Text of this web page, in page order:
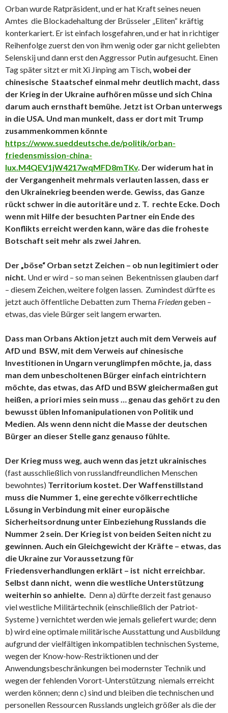
Orban wurde Ratpräsident, und er hat Kraft seines neuen
Amtes die Blockadehaltung der Brüsseler „Eliten“ kräftig
konterkariert. Er ist einfach losgefahren, und er hat in richtiger
Reihenfolge zuerst den von ihm wenig oder gar nicht geliebten
Selenskij und dann erst den Aggressor Putin aufgesucht. Einen
Tag später sitzt er mit Xi Jinping am Tisch, wobei der
chinesische Staatschef einmal mehr deutlich macht, dass
der Krieg in der Ukraine aufhören müsse und sich China
darum auch ernsthaft bemühe. Jetzt ist Orban unterwegs
in die USA. Und man munkelt, dass er dort mit Trump
zusammenkommen könnte
https://www.sueddeutsche.de/politik/orban-
friedensmission-china-
lux.M4QEV1jW4217wqMFD8mTKv. Der widerum hat in
der Vergangenheit mehrmals verlauten lassen, dass er
den Ukrainekrieg beenden werde. Gewiss, das Ganze
rückt schwer in die autoritäre und z. T. rechte Ecke. Doch
wenn mit Hilfe der besuchten Partner ein Ende des
Konflikts erreicht werden kann, wäre das die froheste
Botschaft seit mehr als zwei Jahren.
Der „böse“ Orban setzt Zeichen – ob nun legitimiert oder
nicht. Und er wird – so man seinen Bekentnissen glauben darf
– diesem Zeichen, weitere folgen lassen. Zumindest dürfte es
jetzt auch öffentliche Debatten zum Thema Friedengeben –
etwas, das viele Bürger seit langem erwarten.
Dass man Orbans Aktion jetzt auch mit dem Verweis auf
AfD und BSW, mit dem Verweis auf chinesische
Investitionen in Ungarn verunglimpfen möchte, ja, dass
man dem unbescholtenen Bürger einfach eintrichtern
möchte, das etwas, das AfD und BSW gleichermaßen gut
heißen, a priori mies sein muss … genau das gehört zu den
bewusst üblen Infomanipulationen von Politik und
Medien. Als wenn denn nicht die Masse der deutschen
Bürger an dieser Stelle ganz genauso fühlte.
Der Krieg muss weg, auch wenn das jetzt ukrainisches
(fast ausschließlich von russlandfreundlichen Menschen
bewohntes) Territorium kostet. Der Waffenstillstand
muss die Nummer 1, eine gerechte völkerrechtliche
Lösung in Verbindung mit einer europäische
Sicherheitsordnung unter Einbeziehung Russlands die
Nummer 2 sein. Der Krieg ist von beiden Seiten nicht zu
gewinnen. Auch ein Gleichgewicht der Kräfte – etwas, das
die Ukraine zur Voraussetzung für
Friedensverhandlungen erklärt – ist nicht erreichbar.
Selbst dann nicht, wenn die westliche Unterstützung
weiterhin so anhielte. Denn a) dürfte derzeit fast genauso
viel westliche Militärtechnik (einschließlich der Patriot-
Systeme ) vernichtet werden wie jemals geliefert wurde; denn
b) wird eine optimale militärische Ausstattung und Ausbildung
aufgrund der vielfältigen inkompatiblen technischen Systeme,
wegen der Know-how-Restriktionen und der
Anwendungsbeschränkungen bei modernster Technik und
wegen der fehlenden Vorort-Unterstützung niemals erreicht
werden können; denn c) sind und bleiben die technischen und
personellen Ressourcen Russlands ungleich größer als die der